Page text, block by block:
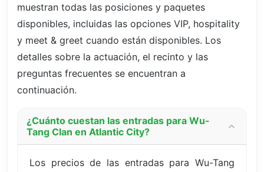
muestran todas las posiciones y paquetes
disponibles, incluidas las opciones VIP, hospitality
y meet & greet cuando están disponibles. Los
detalles sobre la actuación, el recinto y las
preguntas frecuentes se encuentran a
continuación.
¿Cuánto cuestan las entradas para Wu-
Tang Clan en Atlantic City?
Los precios de las entradas para Wu-Tang